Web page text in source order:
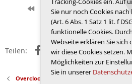
Erste Vorherige 146 von 250
Anmelden, um zu
Teilen: FacebookX (Twitter)
Reddit E-
Overclocking - Prozessoren
Sie nur noch Cookies
(Art. 6 Abs. 1 Satz 1 lit. f
funktionelle Cookies.
Webseite erklären Sie
wir diese Cookies setzen.
Möglichkeiten zur
Sie in unserer